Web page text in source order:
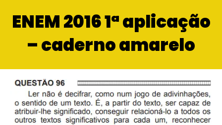
ENEM 2016 1ª aplicação
– caderno amarelo